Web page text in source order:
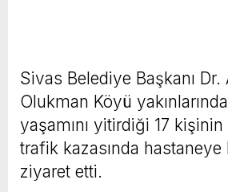
Sivas Belediye Başkanı
Olukman Köyü
yaşamını yitirdiği 17 kişinin
trafik kazasında hastaneye
ziyaret etti.